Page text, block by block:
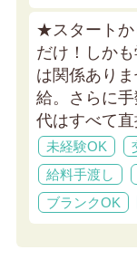
★スタートか
だけ！しか
は関係あり
給。さらに
代はすべて直
未経験OK
給料手渡し
ブランクOK